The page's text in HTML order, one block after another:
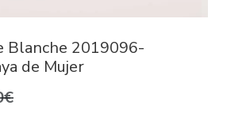
Blanche 2019096-
de Mujer